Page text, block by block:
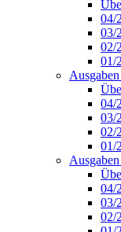
04/
03/
02/
01/
04/
03/
02/
01/
04/
03/
02/